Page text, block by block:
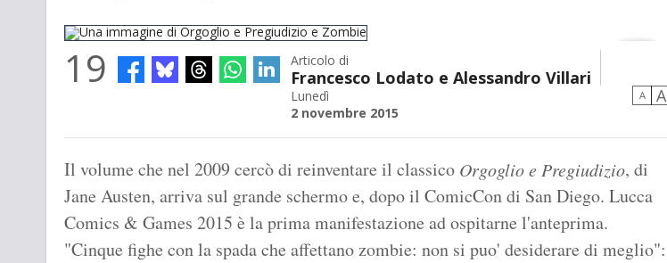
Una immagine di Orgoglio e Pregiudizio e Zombie
19 Articolo di
Francesco Lodato e Alessandro Villari
Lunedì
2 novembre 2015
A A
Il volume che nel 2009 cercò di reinventare il classico Orgoglio e Pregiudizio, di
Jane Austen, arriva sul grande schermo e, dopo il ComicCon di San Diego. Lucca
Comics & Games 2015 è la prima manifestazione ad ospitarne l'anteprima.
"Cinque fighe con la spada che affettano zombie: non si puo' desiderare di meglio":